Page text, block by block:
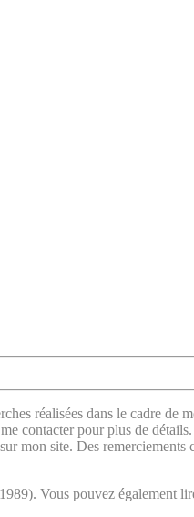
réalisées dans le cadre de
contacter pour plus de
mon site. Des
Vous pouvez également